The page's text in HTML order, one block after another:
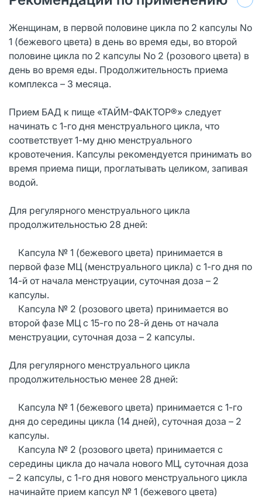
Женщинам, в первой половине цикла по 2 капсулы No
1 (бежевого цвета) в день во время еды, во второй
половине цикла по 2 капсулы No 2 (розового цвета) в
день во время еды. Продолжительность приема
комплекса – 3 месяца.
Прием БАД к пище «ТАЙМ-ФАКТОР®» следует
начинать с 1-го дня менструального цикла, что
соответствует 1-му дню менструального
кровотечения. Капсулы рекомендуется принимать во
время приема пищи, проглатывать целиком, запивая
водой.
Для регулярного менструального цикла
продолжительностью 28 дней:
Капсула № 1 (бежевого цвета) принимается в
первой фазе МЦ (менструального цикла) с 1-го дня по
14-й от начала менструации, суточная доза – 2
капсулы.
Капсула № 2 (розового цвета) принимается во
второй фазе МЦ с 15-го по 28-й день от начала
менструации, суточная доза – 2 капсулы.
Для регулярного менструального цикла
продолжительностью менее 28 дней:
Капсула № 1 (бежевого цвета) принимается с 1-го
дня до середины цикла (14 дней), суточная доза – 2
капсулы.
Капсула № 2 (розового цвета) принимается с
середины цикла до начала нового МЦ, суточная доза
– 2 капсулы, с 1-го дня нового менструального цикла
начинайте прием капсул № 1 (бежевого цвета)